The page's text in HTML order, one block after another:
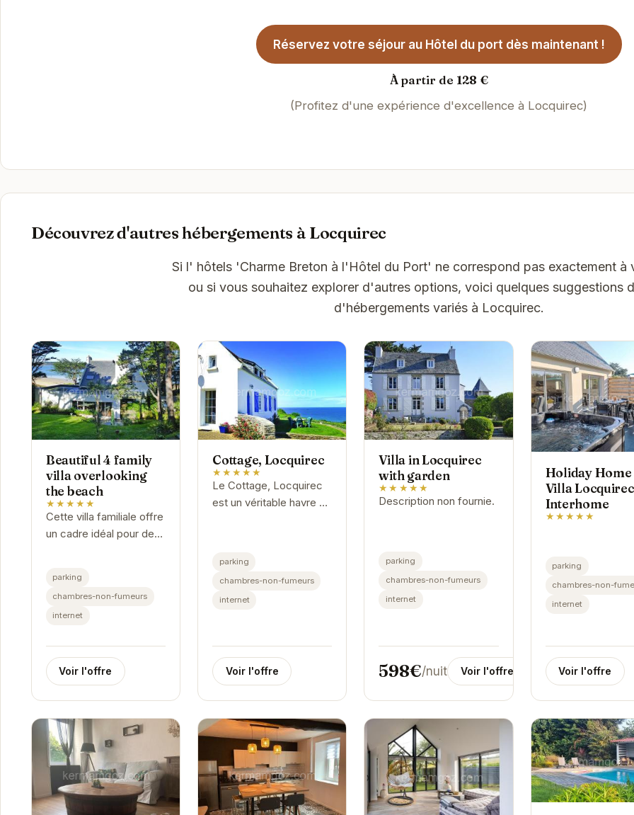
Réservez votre séjour au Hôtel du port dès maintenant !
À partir de 128 €
(Profitez d'une expérience d'excellence à Locquirec)
Découvrez d'autres hébergements à Locquirec
Si l' hôtels 'Charme Breton à l'Hôtel du Port' ne correspond pas exactement à
ou si vous souhaitez explorer d'autres options, voici quelques suggestions
d'hébergements variés à Locquirec.
Beautiful 4 family
villa overlooking
the beach
★★★★★
Cette villa familiale offre
un cadre idéal pour des
la plage, vous pourrez
profiter de moments
de...
parking
chambres-non-fumeurs
internet
Voir l'offre
Cottage, Locquirec
★★★★★
Le Cottage, Locquirec
est un véritable havre de
parking
chambres-non-fumeurs
internet
Voir l'offre
Villa in Locquirec
with garden
★★★★★
Description non fournie.
parking
chambres-non-fumeurs
internet
598€/nuit Voir l'offre
Holiday Home
Villa
Interhome
★★★★★
parking
chambres-non-
internet
Voir l'offre